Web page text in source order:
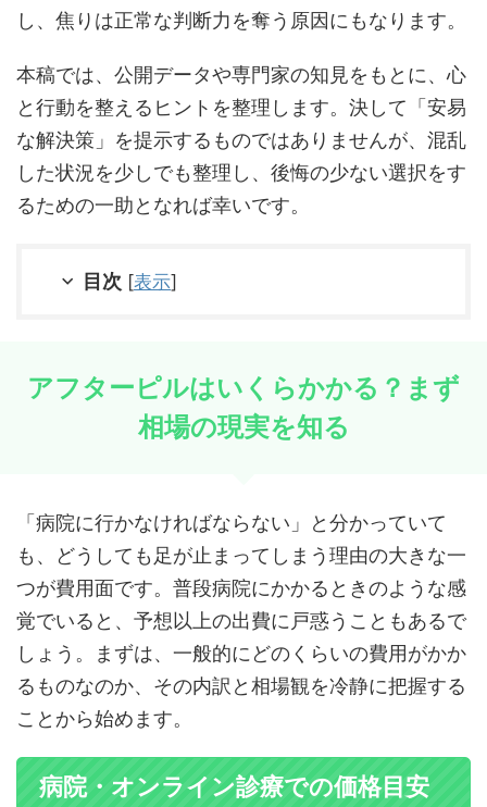
し、焦りは正常な判断力を奪う原因にもなります。
本稿では、公開データや専門家の知見をもとに、心
と行動を整えるヒントを整理します。決して「安易
な解決策」を提示するものではありませんが、混乱
した状況を少しでも整理し、後悔の少ない選択をす
るための一助となれば幸いです。
目次 [表示]
アフターピルはいくらかかる？まず
相場の現実を知る
「病院に行かなければならない」と分かっていて
も、どうしても足が止まってしまう理由の大きな一
つが費用面です。普段病院にかかるときのような感
覚でいると、予想以上の出費に戸惑うこともあるで
しょう。まずは、一般的にどのくらいの費用がかか
るものなのか、その内訳と相場観を冷静に把握する
ことから始めます。
病院・オンライン診療での価格目安